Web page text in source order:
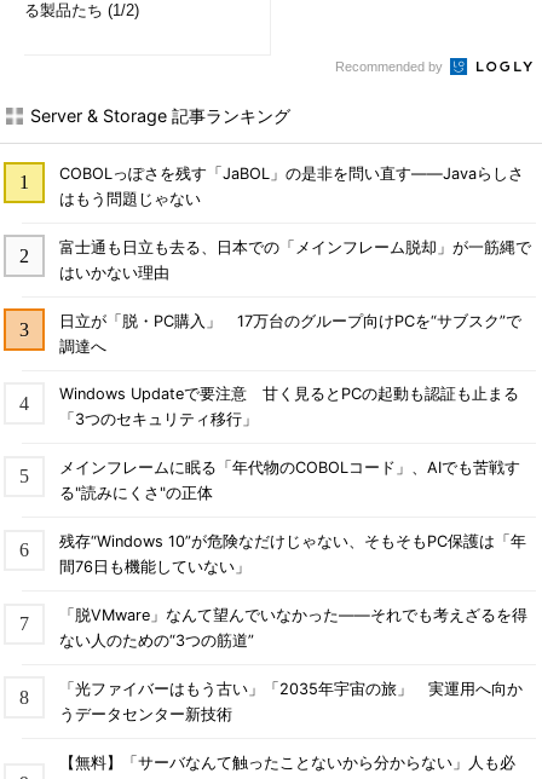
る製品たち (1/2)
Recommended by
Server & Storage 記事ランキング
COBOLっぽさを残す「JaBOL」の是非を問い直す――Javaらしさ
はもう問題じゃない
富士通も日立も去る、日本での「メインフレーム脱却」が一筋縄で
はいかない理由
日立が「脱・PC購入」 17万台のグループ向けPCを“サブスク”で
調達へ
Windows Updateで要注意 甘く見るとPCの起動も認証も止まる
「3つのセキュリティ移行」
メインフレームに眠る「年代物のCOBOLコード」、AIでも苦戦す
る"読みにくさ"の正体
残存“Windows 10”が危険なだけじゃない、そもそもPC保護は「年
間76日も機能していない」
「脱VMware」なんて望んでいなかった――それでも考えざるを得
ない人のための“3つの筋道”
「光ファイバーはもう古い」「2035年宇宙の旅」 実運用へ向か
うデータセンター新技術
【無料】「サーバなんて触ったことないから分からない」人も必